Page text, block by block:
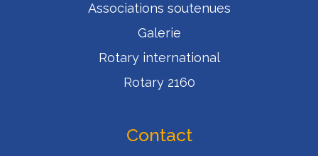
Associations soutenues
Galerie
Rotary international
Rotary 2160
Contact